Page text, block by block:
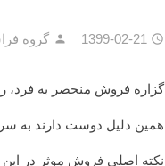
1399-02-21 گروه
گزاره فروش منحصر به فرد،
همین دلیل دوست دارند به
نکته اصلی فروش موثر در